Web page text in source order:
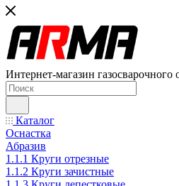
Интернет-магазин газосварочного
Каталог
Оснастка
Абразив
1.1.1 Круги отрезные
1.1.2 Круги зачистные